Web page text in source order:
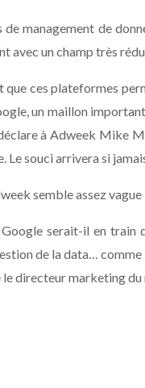
management de
avec un champ très
que ces plateformes
un maillon
à Adweek Mike
Le souci arrivera si
semble assez
serait-il en train
de la data…
le directeur marketing